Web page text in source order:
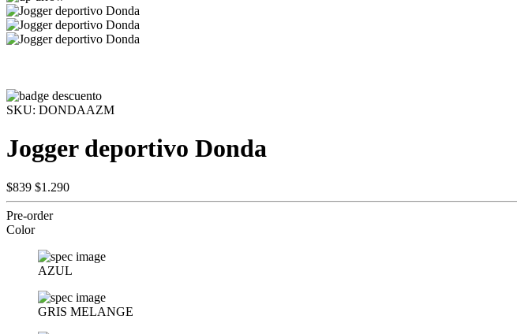
SKU: DONDAAZM
Jogger deportivo Donda
$839 $1.290
Pre-order
Color
AZUL
GRIS MELANGE